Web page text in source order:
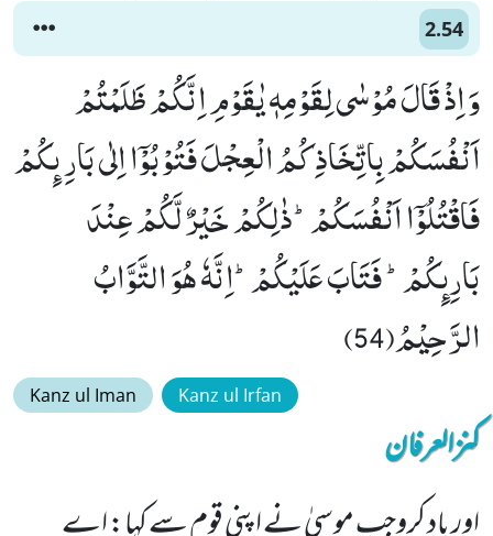
2.54
وَ اِذْ قَالَ مُوْسٰى لِقَوْمِهٖ یٰقَوْمِ اِنَّكُمْ ظَلَمْتُمْ
اَنْفُسَكُمْ بِاتِّخَاذِكُمُ الْعِجْلَ فَتُوْبُوْۤا اِلٰى بَارِ ىٕكُمْ
فَاقْتُلُوْۤا اَنْفُسَكُمْؕ-ذٰلِكُمْ خَیْرٌ لَّكُمْ عِنْدَ
بَارِىٕكُمْؕ- فَتَابَ عَلَیْكُمْؕ-اِنَّهٗ هُوَ التَّوَّابُ
الرَّحِیْمُ(54)
Kanz ul Iman Kanz ul Irfan
کنزالعرفان